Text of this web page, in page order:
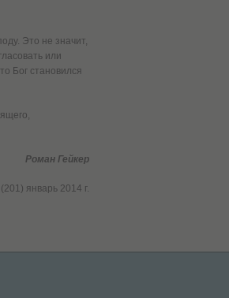
Это не значит,
или
Бог становился
Роман Гейкер
январь 2014 г.